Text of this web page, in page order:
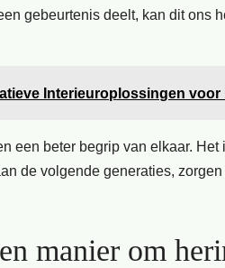
gebeurtenis deelt, kan dit ons
Interieuroplossingen
een beter begrip van elkaar.
de volgende generaties,
manier om